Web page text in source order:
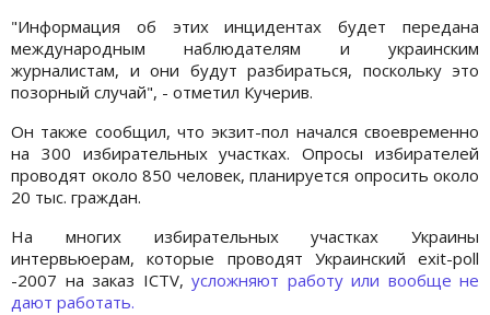
"Информация об этих инцидентах будет передана
международным наблюдателям и украинским
журналистам, и они будут разбираться, поскольку это
позорный случай", - отметил Кучерив.
Он также сообщил, что экзит-пол начался своевременно
на 300 избирательных участках. Опросы избирателей
проводят около 850 человек, планируется опросить около
20 тыс. граждан.
На многих избирательных участках Украины
интервьюерам, которые проводят Украинский exit-poll
-2007 на заказ ICTV, усложняют работу или вообще не
дают работать.